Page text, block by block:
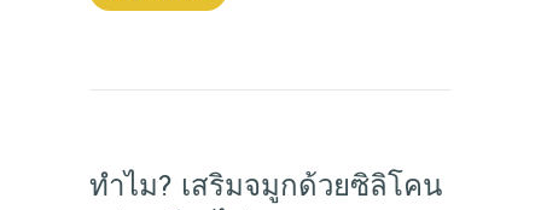
ทำไม? เสริมจมูกด้วยซิลิโคน